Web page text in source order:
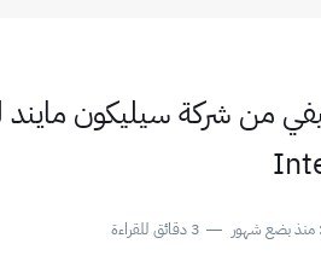
منذ بضع شهور 3 دقائق للقراءة